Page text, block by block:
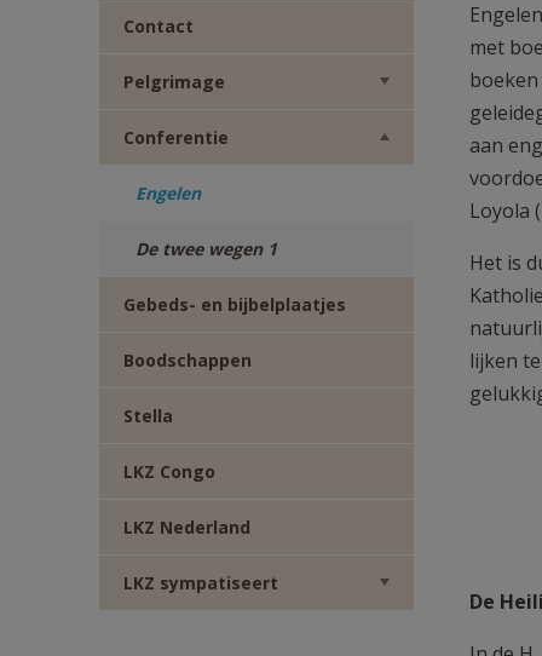
Contact
Pelgrimage
Conferentie
Engelen
De twee wegen 1
Gebeds- en bijbelplaatjes
Boodschappen
Stella
LKZ Congo
LKZ Nederland
LKZ sympatiseert
met
aan
Loyola
Het is
lijken
De